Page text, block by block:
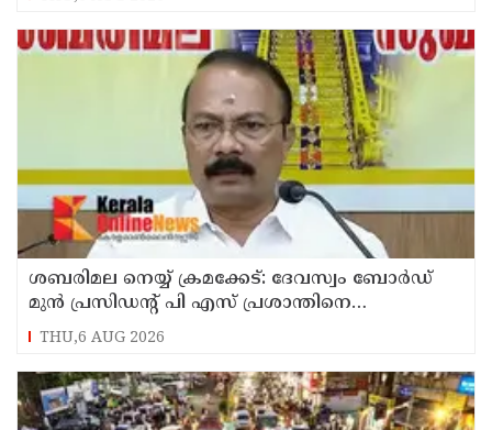
ശബരിമല നെയ്യ് ക്രമക്കേട്: ദേവസ്വം ബോര്‍ഡ്
മുന്‍ പ്രസിഡന്റ് പി എസ് പ്രശാന്തിനെ
പ്രതിയാക്കും: ദേവസ്വം വിജിലന്‍സ്
THU,6 AUG 2026